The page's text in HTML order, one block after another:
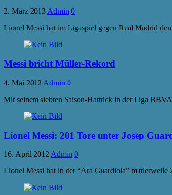
2. März 2013Admin 0
Lionel Messi hat im Ligaspiel gegen Real Madrid
Messi bricht Müller-Rekord
4. Mai 2012 Admin 0
Mit seinem siebten Saison-Hattrick in der Liga
Lionel Messi: 201 Tore unter Josep
16. April 2012 Admin 0
Lionel Messi hat in der “Ära Guardiola” mittlerweile